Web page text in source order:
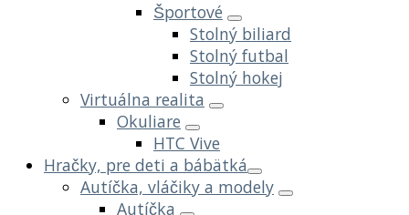
Športové
Stolný biliard
Stolný futbal
Stolný hokej
Virtuálna realita
Okuliare
HTC Vive
Hračky, pre deti a bábätká
Autíčka, vláčiky a modely
Autíčka